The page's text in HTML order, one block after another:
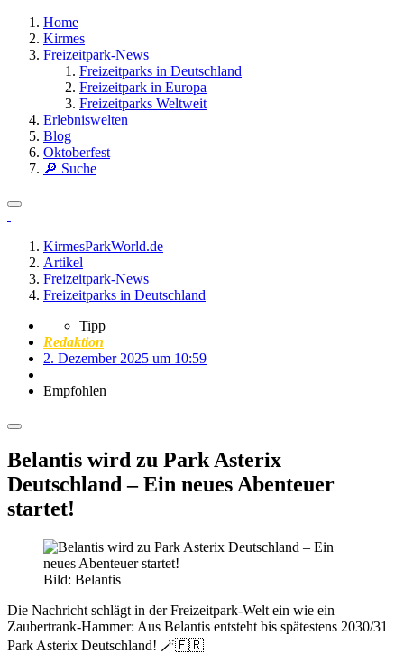
Home
Kirmes
Freizeitpark-News
Freizeitparks in Deutschland
Freizeitpark in Europa
Freizeitparks Weltweit
Erlebniswelten
Blog
Oktoberfest
🔎 Suche
KirmesParkWorld.de
Artikel
Freizeitpark-News
Freizeitparks in Deutschland
Tipp
Redaktion
2. Dezember 2025 um 10:59
Empfohlen
Belantis wird zu Park Asterix
Deutschland – Ein neues Abenteuer
startet!
Bild: Belantis
Die Nachricht schlägt in der Freizeitpark-Welt ein wie ein
Zaubertrank-Hammer: Aus Belantis entsteht bis spätestens 2030/31
Park Asterix Deutschland! 🪄🇫🇷